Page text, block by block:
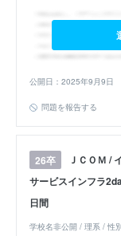
公開日：2025年9月9日
問題を報告する
26卒
ＪＣＯＭ /
サービスインフラ
日間
学校名非公開 / 理系 / 性